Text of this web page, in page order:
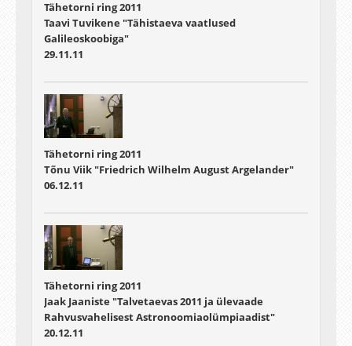
Tähetorni ring 2011
Taavi Tuvikene "Tähistaeva vaatlused
Galileoskoobiga"
29.11.11
Tähetorni ring 2011
Tõnu Viik "Friedrich Wilhelm August Argelander"
06.12.11
Tähetorni ring 2011
Jaak Jaaniste "Talvetaevas 2011 ja ülevaade
Rahvusvahelisest Astronoomiaolümpiaadist"
20.12.11